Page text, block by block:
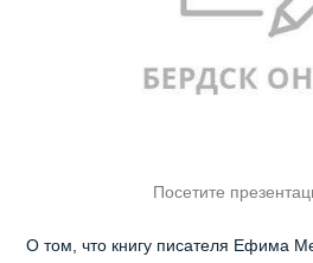
Посетите
О том, что книгу писателя Ефима